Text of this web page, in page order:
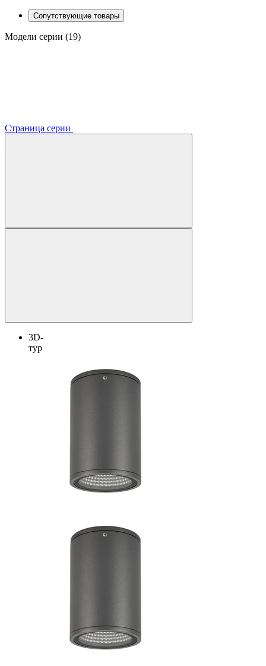
Сопутствующие товары
Модели серии (19)
Страница серии
3D-
тур